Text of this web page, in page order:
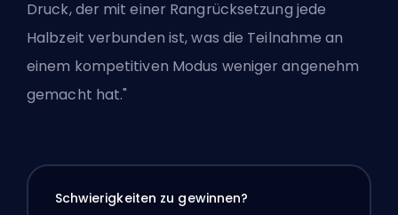
Druck, der mit einer Rangrücksetzung jede
Halbzeit verbunden ist, was die Teilnahme an
einem kompetitiven Modus weniger angenehm
gemacht hat."
Schwierigkeiten zu gewinnen?